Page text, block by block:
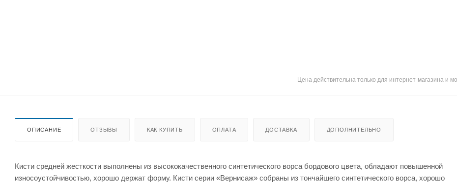
Цена действительна только для интернет-магазина и
ОПИСАНИЕ ОТЗЫВЫ КАК КУПИТЬ ОПЛАТА ДОСТАВКА ДОПОЛНИТЕЛЬНО
Кисти средней жесткости выполнены из высококачественного синтетического ворса бордового цвета, обладают повышенной
износоустойчивостью, хорошо держат форму. Кисти серии «Вернисаж» собраны из тончайшего синтетического ворса, хорошо